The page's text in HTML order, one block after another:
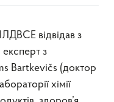
відвідав з
з
Bartkevičs (доктор
хімії